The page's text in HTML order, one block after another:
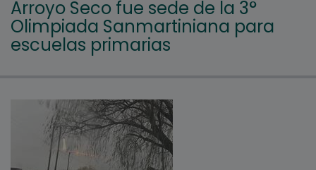
Arroyo Seco fue sede de la 3°
Olimpiada Sanmartiniana para
escuelas primarias